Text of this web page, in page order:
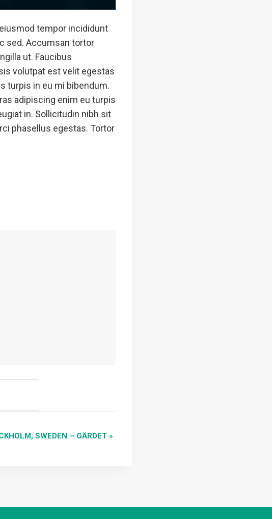
tempor incididunt
sed. Accumsan tortor
ut. Faucibus
volutpat est velit egestas
turpis in eu mi bibendum.
adipiscing enim eu turpis
in. Sollicitudin nibh sit
phasellus egestas. Tortor
SWEDEN – GÄRDET »